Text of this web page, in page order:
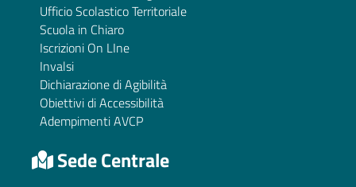
Ufficio Scolastico Territoriale
Scuola in Chiaro
Iscrizioni On LIne
Invalsi
Dichiarazione di Agibilità
Obiettivi di Accessibilità
Adempimenti AVCP
Sede Centrale